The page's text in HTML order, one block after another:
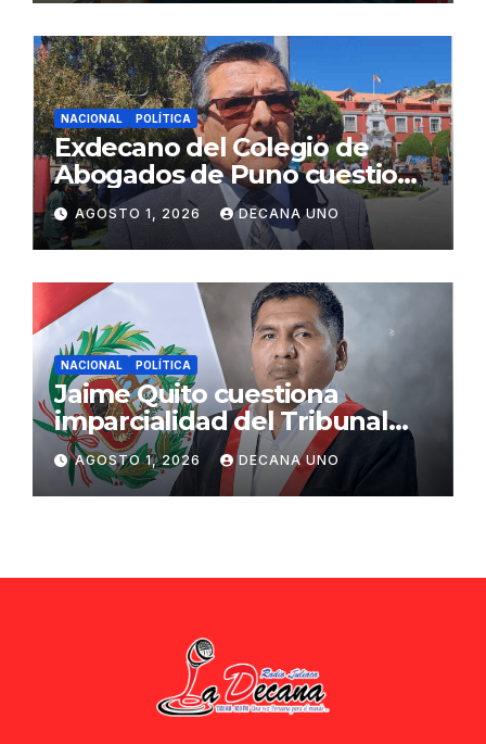
NACIONAL POLÍTICA
Exdecano del Colegio de
Abogados de Puno cuestiona
propuestas sobre seguridad
ciudadana
AGOSTO 1, 2026 DECANA UNO
NACIONAL POLÍTICA
Jaime Quito cuestiona
imparcialidad del Tribunal
Constitucional tras liberación
de Ollanta Humala
AGOSTO 1, 2026 DECANA UNO